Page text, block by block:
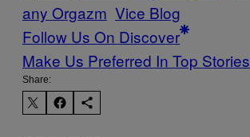
any Orgazm Vice Blog
Follow Us On Discover
Make Us Preferred In Top Stories
Share: